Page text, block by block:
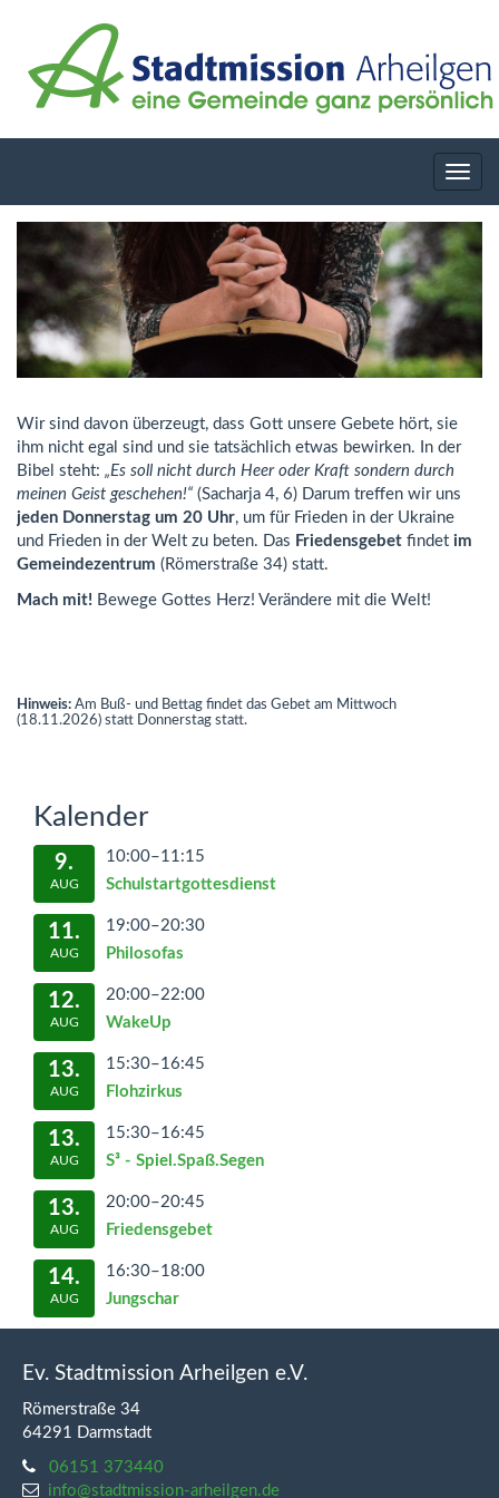
Wir sind davon überzeugt, dass Gott unsere Gebete hört, sie
ihm nicht egal sind und sie tatsächlich etwas bewirken. In der
Bibel steht: „Es soll nicht durch Heer oder Kraft sondern durch
meinen Geist geschehen!“ (Sacharja 4, 6) Darum treffen wir uns
jeden Donnerstag um 20 Uhr, um für Frieden in der Ukraine
und Frieden in der Welt zu beten. Das Friedensgebet findet im
Gemeindezentrum (Römerstraße 34) statt.
Mach mit! Bewege Gottes Herz! Verändere mit die Welt!
Hinweis: Am Buß- und Bettag findet das Gebet am Mittwoch
(18.11.2026) statt Donnerstag statt.
Kalender
9.
AUG
10:00–11:15
Schulstartgottesdienst
11.
AUG
19:00–20:30
Philosofas
12.
AUG
20:00–22:00
WakeUp
13.
AUG
15:30–16:45
Flohzirkus
13.
AUG
15:30–16:45
S³ - Spiel.Spaß.Segen
13.
AUG
20:00–20:45
Friedensgebet
14.
AUG
16:30–18:00
Jungschar
Ev. Stadtmission Arheilgen e.V.
Römerstraße 34
64291 Darmstadt
06151 373440
info@stadtmission-arheilgen.de